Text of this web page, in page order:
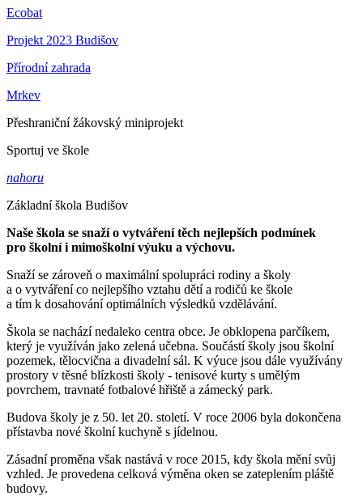
Ecobat
Projekt 2023 Budišov
Přírodní zahrada
Mrkev
Přeshraniční žákovský miniprojekt
Sportuj ve škole
nahoru
Základní škola Budišov
Naše škola se snaží o vytváření těch nejlepších podmínek
pro školní i mimoškolní výuku a výchovu.
Snaží se zároveň o maximální spolupráci rodiny a školy
a o vytváření co nejlepšího vztahu dětí a rodičů ke škole
a tím k dosahování optimálních výsledků vzdělávání.
Škola se nachází nedaleko centra obce. Je obklopena parčíkem,
který je využíván jako zelená učebna. Součástí školy jsou školní
pozemek, tělocvična a divadelní sál. K výuce jsou dále využívány
prostory v těsné blízkosti školy - tenisové kurty s umělým
povrchem, travnaté fotbalové hřiště a zámecký park.
Budova školy je z 50. let 20. století. V roce 2006 byla dokončena
přístavba nové školní kuchyně s jídelnou.
Zásadní proměna však nastává v roce 2015, kdy škola mění svůj
vzhled. Je provedena celková výměna oken se zateplením pláště
budovy.